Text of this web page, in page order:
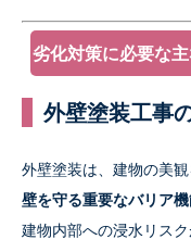
劣化対策に必要な
外壁塗装工事
外壁塗装は、建物の美観
壁を守る重要なバリア
建物内部への浸水リス